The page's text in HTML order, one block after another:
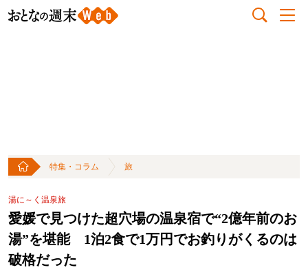
特集・コラム 旅
湯に～く温泉旅
愛媛で見つけた超穴場の温泉宿で“2億年前のお
湯”を堪能 1泊2食で1万円でお釣りがくるのは
破格だった